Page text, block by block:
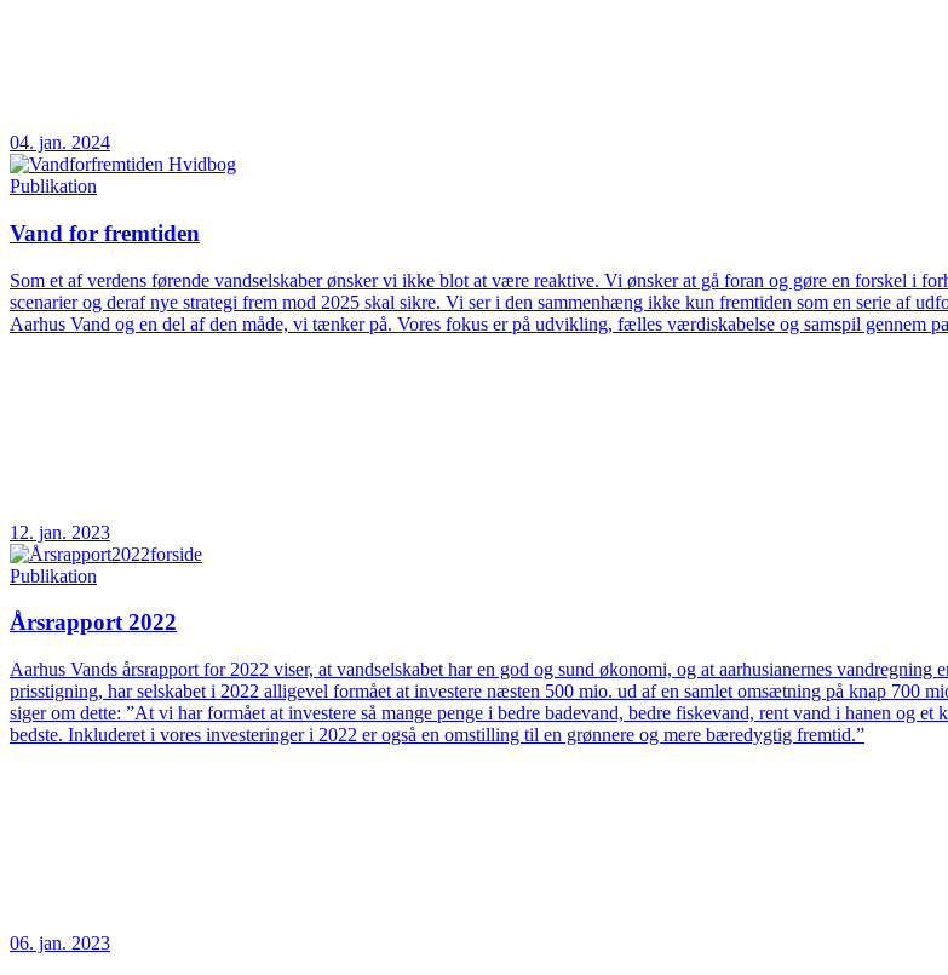
04. jan. 2024
Publikation
Vand for fremtiden
Som et af verdens førende vandselskaber ønsker vi ikke blot at være reaktive. Vi ønsker at gå foran og gøre en forskel i
scenarier og deraf nye strategi frem mod 2025 skal sikre. Vi ser i den sammenhæng ikke kun fremtiden som en serie af
Aarhus Vand og en del af den måde, vi tænker på. Vores fokus er på udvikling, fælles værdiskabelse og samspil gennem
12. jan. 2023
Publikation
Årsrapport 2022
Aarhus Vands årsrapport for 2022 viser, at vandselskabet har en god og sund økonomi, og at aarhusianernes
prisstigning, har selskabet i 2022 alligevel formået at investere næsten 500 mio. ud af en samlet omsætning på knap 700
siger om dette: ”At vi har formået at investere så mange penge i bedre badevand, bedre fiskevand, rent vand i hanen og
bedste. Inkluderet i vores investeringer i 2022 er også en omstilling til en grønnere og mere bæredygtig fremtid.”
06. jan. 2023